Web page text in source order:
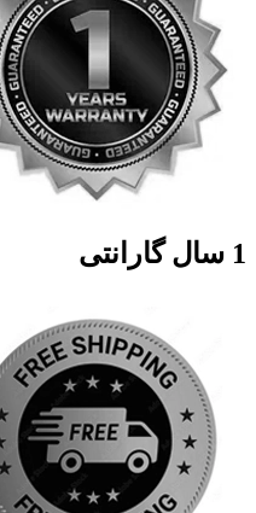
1 سال گارانتی